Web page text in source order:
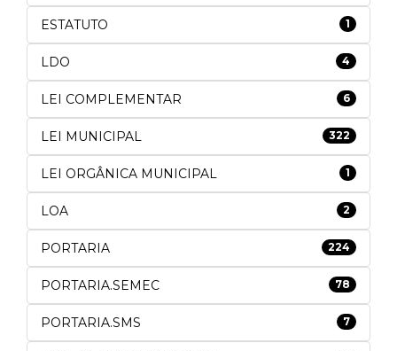
ESTATUTO 1
LDO 4
LEI COMPLEMENTAR 6
LEI MUNICIPAL 322
LEI ORGÂNICA MUNICIPAL 1
LOA 2
PORTARIA 224
PORTARIA.SEMEC 78
PORTARIA.SMS 7